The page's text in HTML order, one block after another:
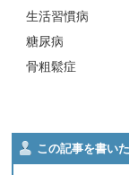
生活習慣病
糖尿病
骨粗鬆症
この記事を書い